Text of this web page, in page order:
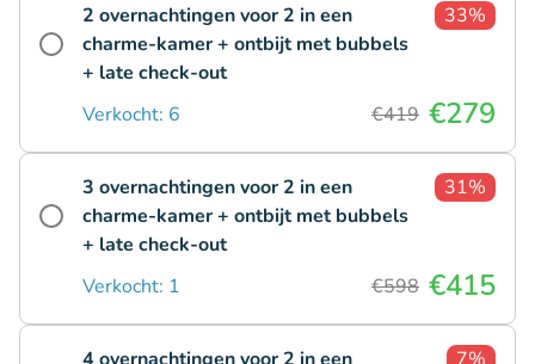
2 overnachtingen voor 2 in een
charme-kamer + ontbijt met bubbels
+ late check-out
33%
Verkocht: 6 €419 €279
3 overnachtingen voor 2 in een
charme-kamer + ontbijt met bubbels
+ late check-out
31%
Verkocht: 1 €598 €415